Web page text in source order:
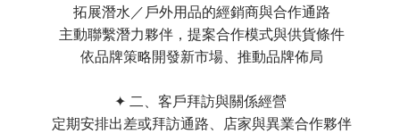
拓展潛水／戶外用品的經銷商與合作通路
主動聯繫潛力夥伴，提案合作模式與供貨條件
依品牌策略開發新市場、推動品牌佈局
✦ 二、客戶拜訪與關係經營
定期安排出差或拜訪通路、店家與異業合作夥伴